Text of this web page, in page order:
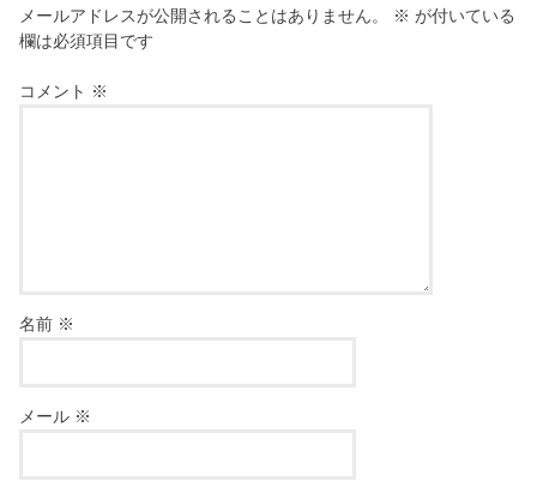
メールアドレスが公開されることはありません。 ※ が付いている
欄は必須項目です
コメント ※
名前 ※
メール ※